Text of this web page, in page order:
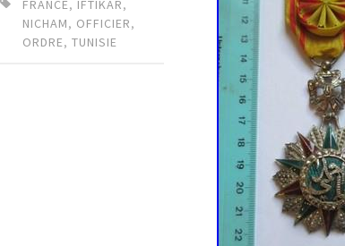
FRANCE, IFTIKAR,
NICHAM, OFFICIER,
ORDRE,TUNISIE